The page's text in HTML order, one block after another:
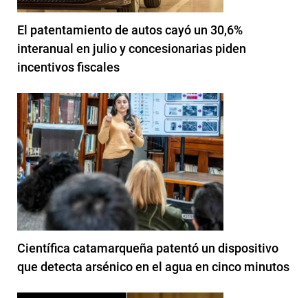
El patentamiento de autos cayó un 30,6%
interanual en julio y concesionarias piden
incentivos fiscales
Científica catamarqueña patentó un dispositivo
que detecta arsénico en el agua en cinco minutos